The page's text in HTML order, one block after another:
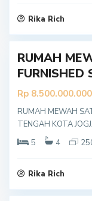
Rika Rich
r
t
a
RUMAH
FURNISHED
Rp 8.500.000.000
RUMAH MEWAH
TENGAH KOTA
5
4
Rika Rich
Y
o
y
a
r
t
a